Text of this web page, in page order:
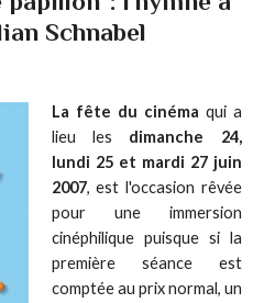
Schnabel
La fête du cinéma qui a
lieu les dimanche 24,
lundi 25 et mardi 27 juin
2007, est l'occasion rêvée
pour une immersion
cinéphilique puisque si la
première séance est
comptée au prix normal, un